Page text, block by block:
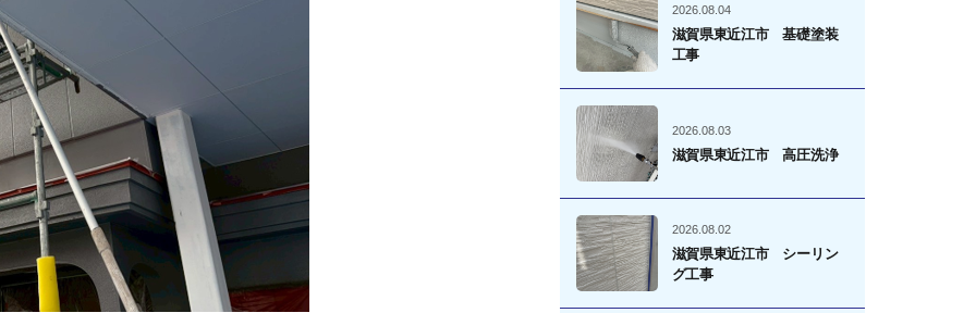
2026.08.04
滋賀県東近江市 基礎塗装
工事
2026.08.03
滋賀県東近江市 高圧洗浄
2026.08.02
滋賀県東近江市 シーリン
グ工事